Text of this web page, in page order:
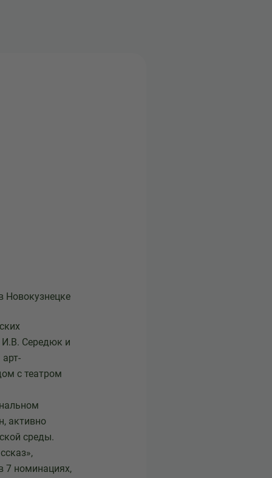
Новокузнецке
И.В. Середюк и
с театром
активно
среды.
7 номинациях,